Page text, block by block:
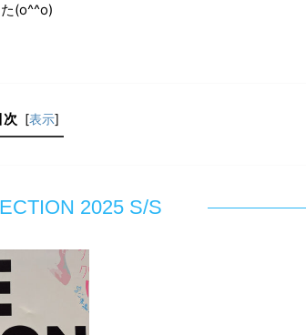
(o^^o)
次 [表示]
2025 S/S